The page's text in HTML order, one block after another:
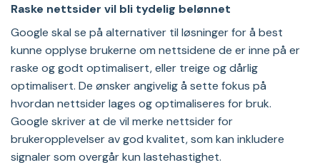
Raske nettsider vil bli tydelig belønnet
Google skal se på alternativer til løsninger for å best
kunne opplyse brukerne om nettsidene de er inne på er
raske og godt optimalisert, eller treige og dårlig
optimalisert. De ønsker angivelig å sette fokus på
hvordan nettsider lages og optimaliseres for bruk.
Google skriver at de vil merke nettsider for
brukeropplevelser av god kvalitet, som kan inkludere
signaler som overgår kun lastehastighet.